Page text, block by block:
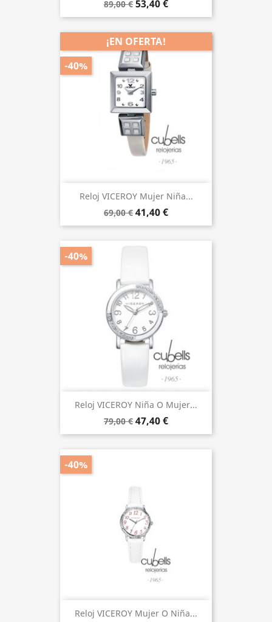
89,00 € 53,40 €
Reloj VICEROY Mujer Niña...
69,00 € 41,40 €
¡EN OFERTA!
-40%
Reloj VICEROY Niña O Mujer...
79,00 € 47,40 €
-40%
Reloj VICEROY Mujer O Niña...
-40%